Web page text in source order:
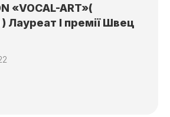
«VOCAL-ART»(
Лауреат І премії Швец